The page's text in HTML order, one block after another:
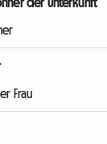
der Unterkunft
Frau